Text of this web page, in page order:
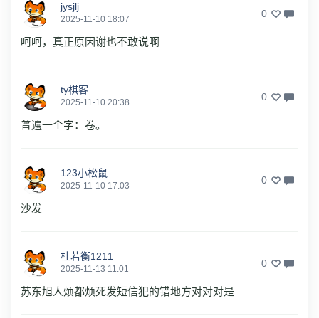
jysjlj
2025-11-10 18:07 0
呵呵，真正原因谢也不敢说啊
ty棋客
2025-11-10 20:38 0
普遍一个字：卷。
123小松鼠
2025-11-10 17:03 0
沙发
杜若衡1211
2025-11-13 11:01 0
苏东旭人烦都烦死发短信犯的错地方对对对是